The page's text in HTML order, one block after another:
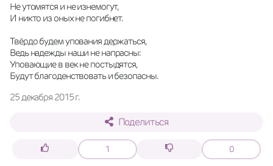
Не утомятся и не изнемогут,
И никто из оных не погибнет.
Твёрдо будем упования держаться,
Ведь надежды наши не напрасны:
Уповающие в век не постыдятся,
Будут благоденствовать и безопасны.
25 декабря 2015 г.
Поделиться
1 0